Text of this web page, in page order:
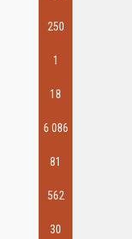
250
1
18
6 086
81
562
30